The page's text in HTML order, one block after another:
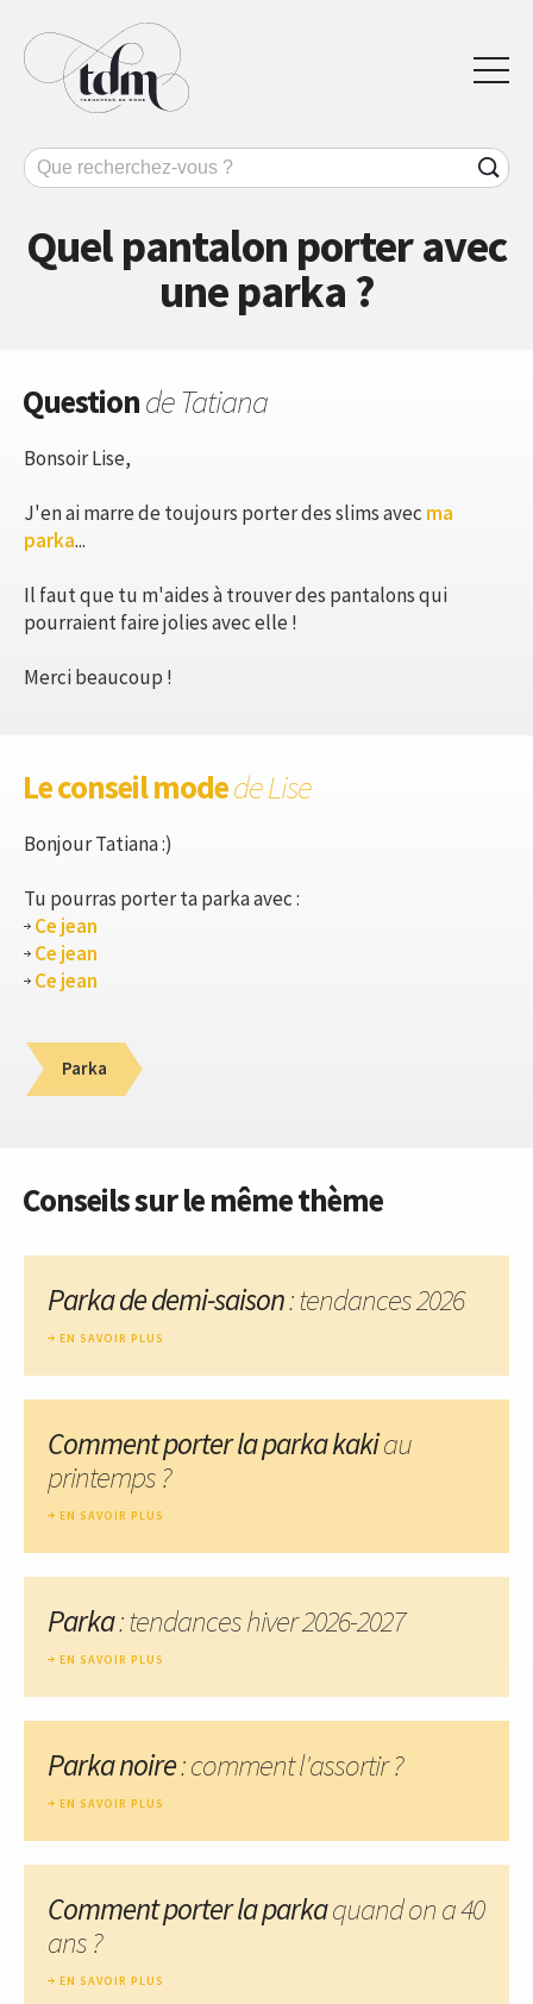
Quel pantalon porter avec
une parka ?
Questionde Tatiana
Bonsoir Lise,
J'en ai marre de toujours porter des slims avec ma
parka...
Il faut que tu m'aides à trouver des pantalons qui
pourraient faire jolies avec elle !
Merci beaucoup !
Le conseil modede Lise
Bonjour Tatiana :)
Tu pourras porter ta parka avec :
Ce jean
Ce jean
Ce jean
Parka
Conseils sur le même thème
Parka de demi-saison: tendances 2026
EN SAVOIR PLUS
Comment porter la parka kakiau
printemps ?
EN SAVOIR PLUS
Parka: tendances hiver 2026-2027
EN SAVOIR PLUS
Parka noire: comment l'assortir ?
EN SAVOIR PLUS
Comment porter la parkaquand on a 40
ans ?
EN SAVOIR PLUS